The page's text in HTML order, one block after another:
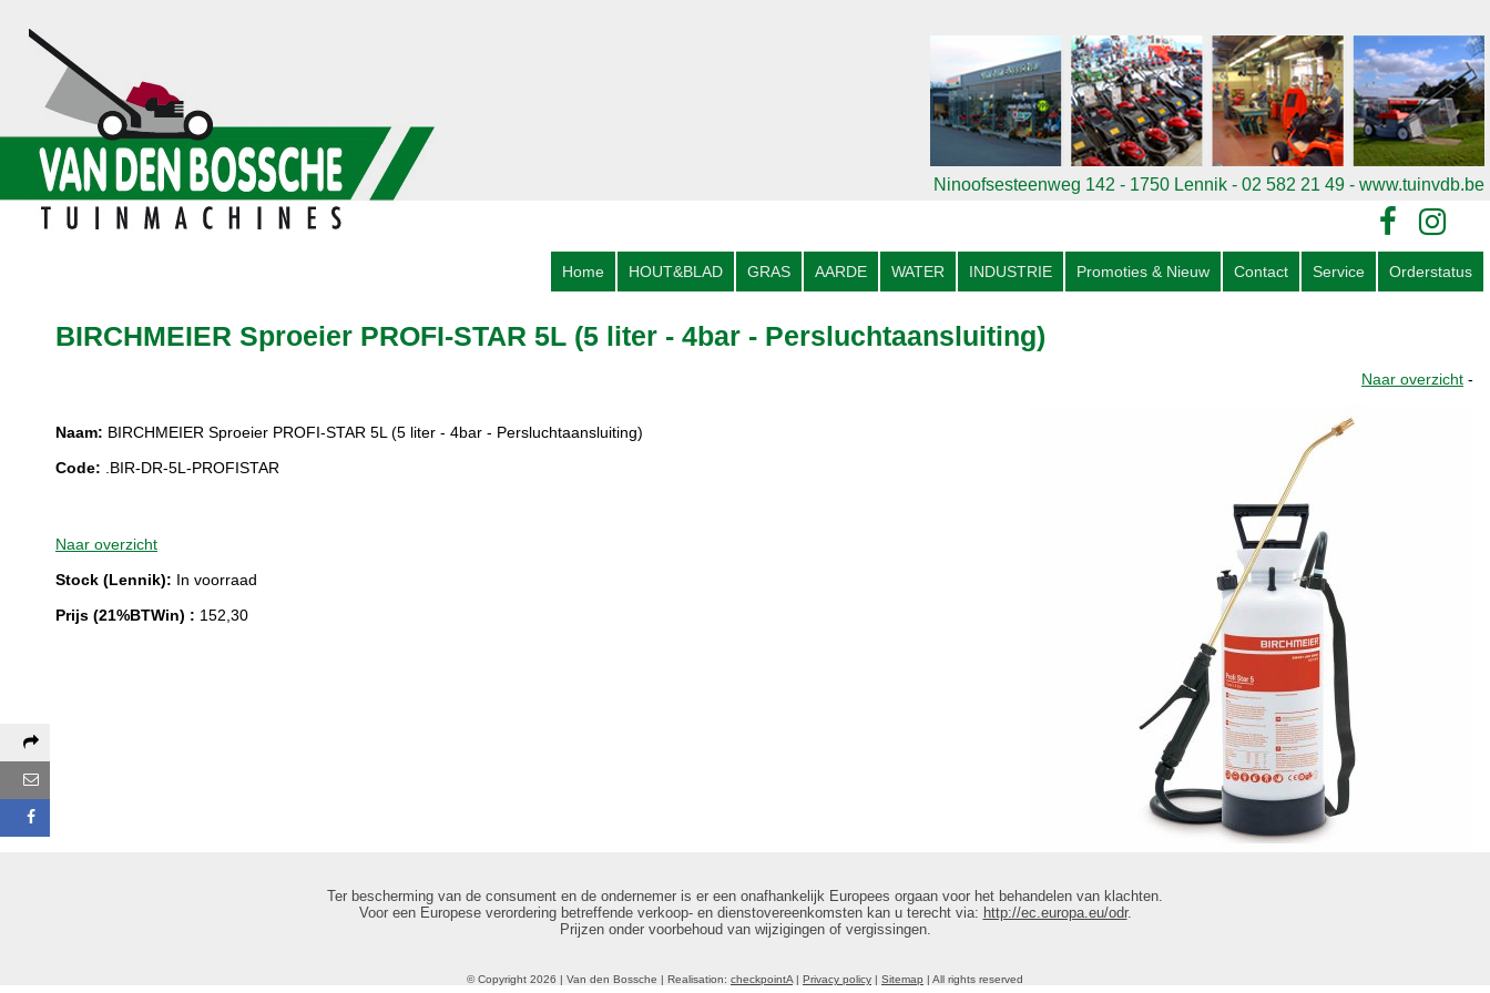
Ninoofsesteenweg 142 - 1750 Lennik - 02 582 21 49 - www.tuinvdb.be
Home HOUT&BLAD GRAS AARDE WATER INDUSTRIE Promoties & Nieuw Contact Service Orderstatus
BIRCHMEIER Sproeier PROFI-STAR 5L (5 liter - 4bar - Persluchtaansluiting)
Naar overzicht -
Naam: BIRCHMEIER Sproeier PROFI-STAR 5L (5 liter - 4bar - Persluchtaansluiting)
Code: .BIR-DR-5L-PROFISTAR
Naar overzicht
Stock (Lennik): In voorraad
Prijs (21%BTWin) : 152,30
Ter bescherming van de consument en de ondernemer is er een onafhankelijk Europees orgaan voor het behandelen van klachten.
Voor een Europese verordering betreffende verkoop- en dienstovereenkomsten kan u terecht via: http://ec.europa.eu/odr.
Prijzen onder voorbehoud van wijzigingen of vergissingen.
© Copyright 2026 | Van den Bossche | Realisation: checkpointA | Privacy policy | Sitemap | All rights reserved